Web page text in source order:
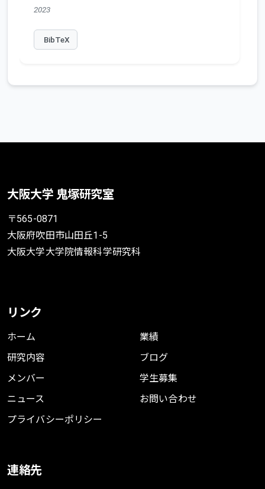
2023
BibTeX
大阪大学 鬼塚研究室
〒565-0871
大阪府吹田市山田丘1-5
大阪大学大学院情報科学研究科
リンク
ホーム
研究内容
メンバー
ニュース
プライバシーポリシー
業績
ブログ
学生募集
お問い合わせ
連絡先